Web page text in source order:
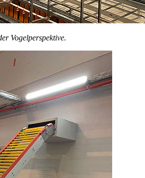
Vogelperspektive.